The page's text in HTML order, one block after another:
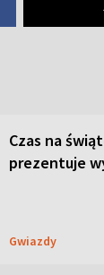
Czas na
prezentuje
Gwiazdy